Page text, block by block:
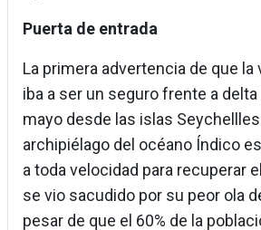
Puerta de entrada
La primera advertencia de que la
iba a ser un seguro frente a
mayo desde las islas
archipiélago del océano Índico
a toda velocidad para recuperar
se vio sacudido por su peor ola
pesar de que el 60% de la